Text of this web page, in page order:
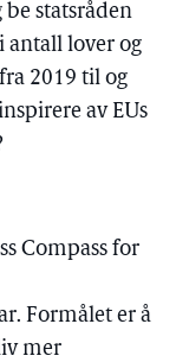
statsråden
antall lover og
2019 til og
av EUs
Compass for
Formålet er å
mer